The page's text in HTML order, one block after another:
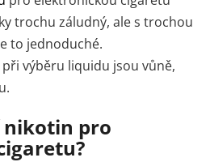
trochu záludný, ale s trochou
to jednoduché.
výběru liquidu jsou vůně,
nikotin pro